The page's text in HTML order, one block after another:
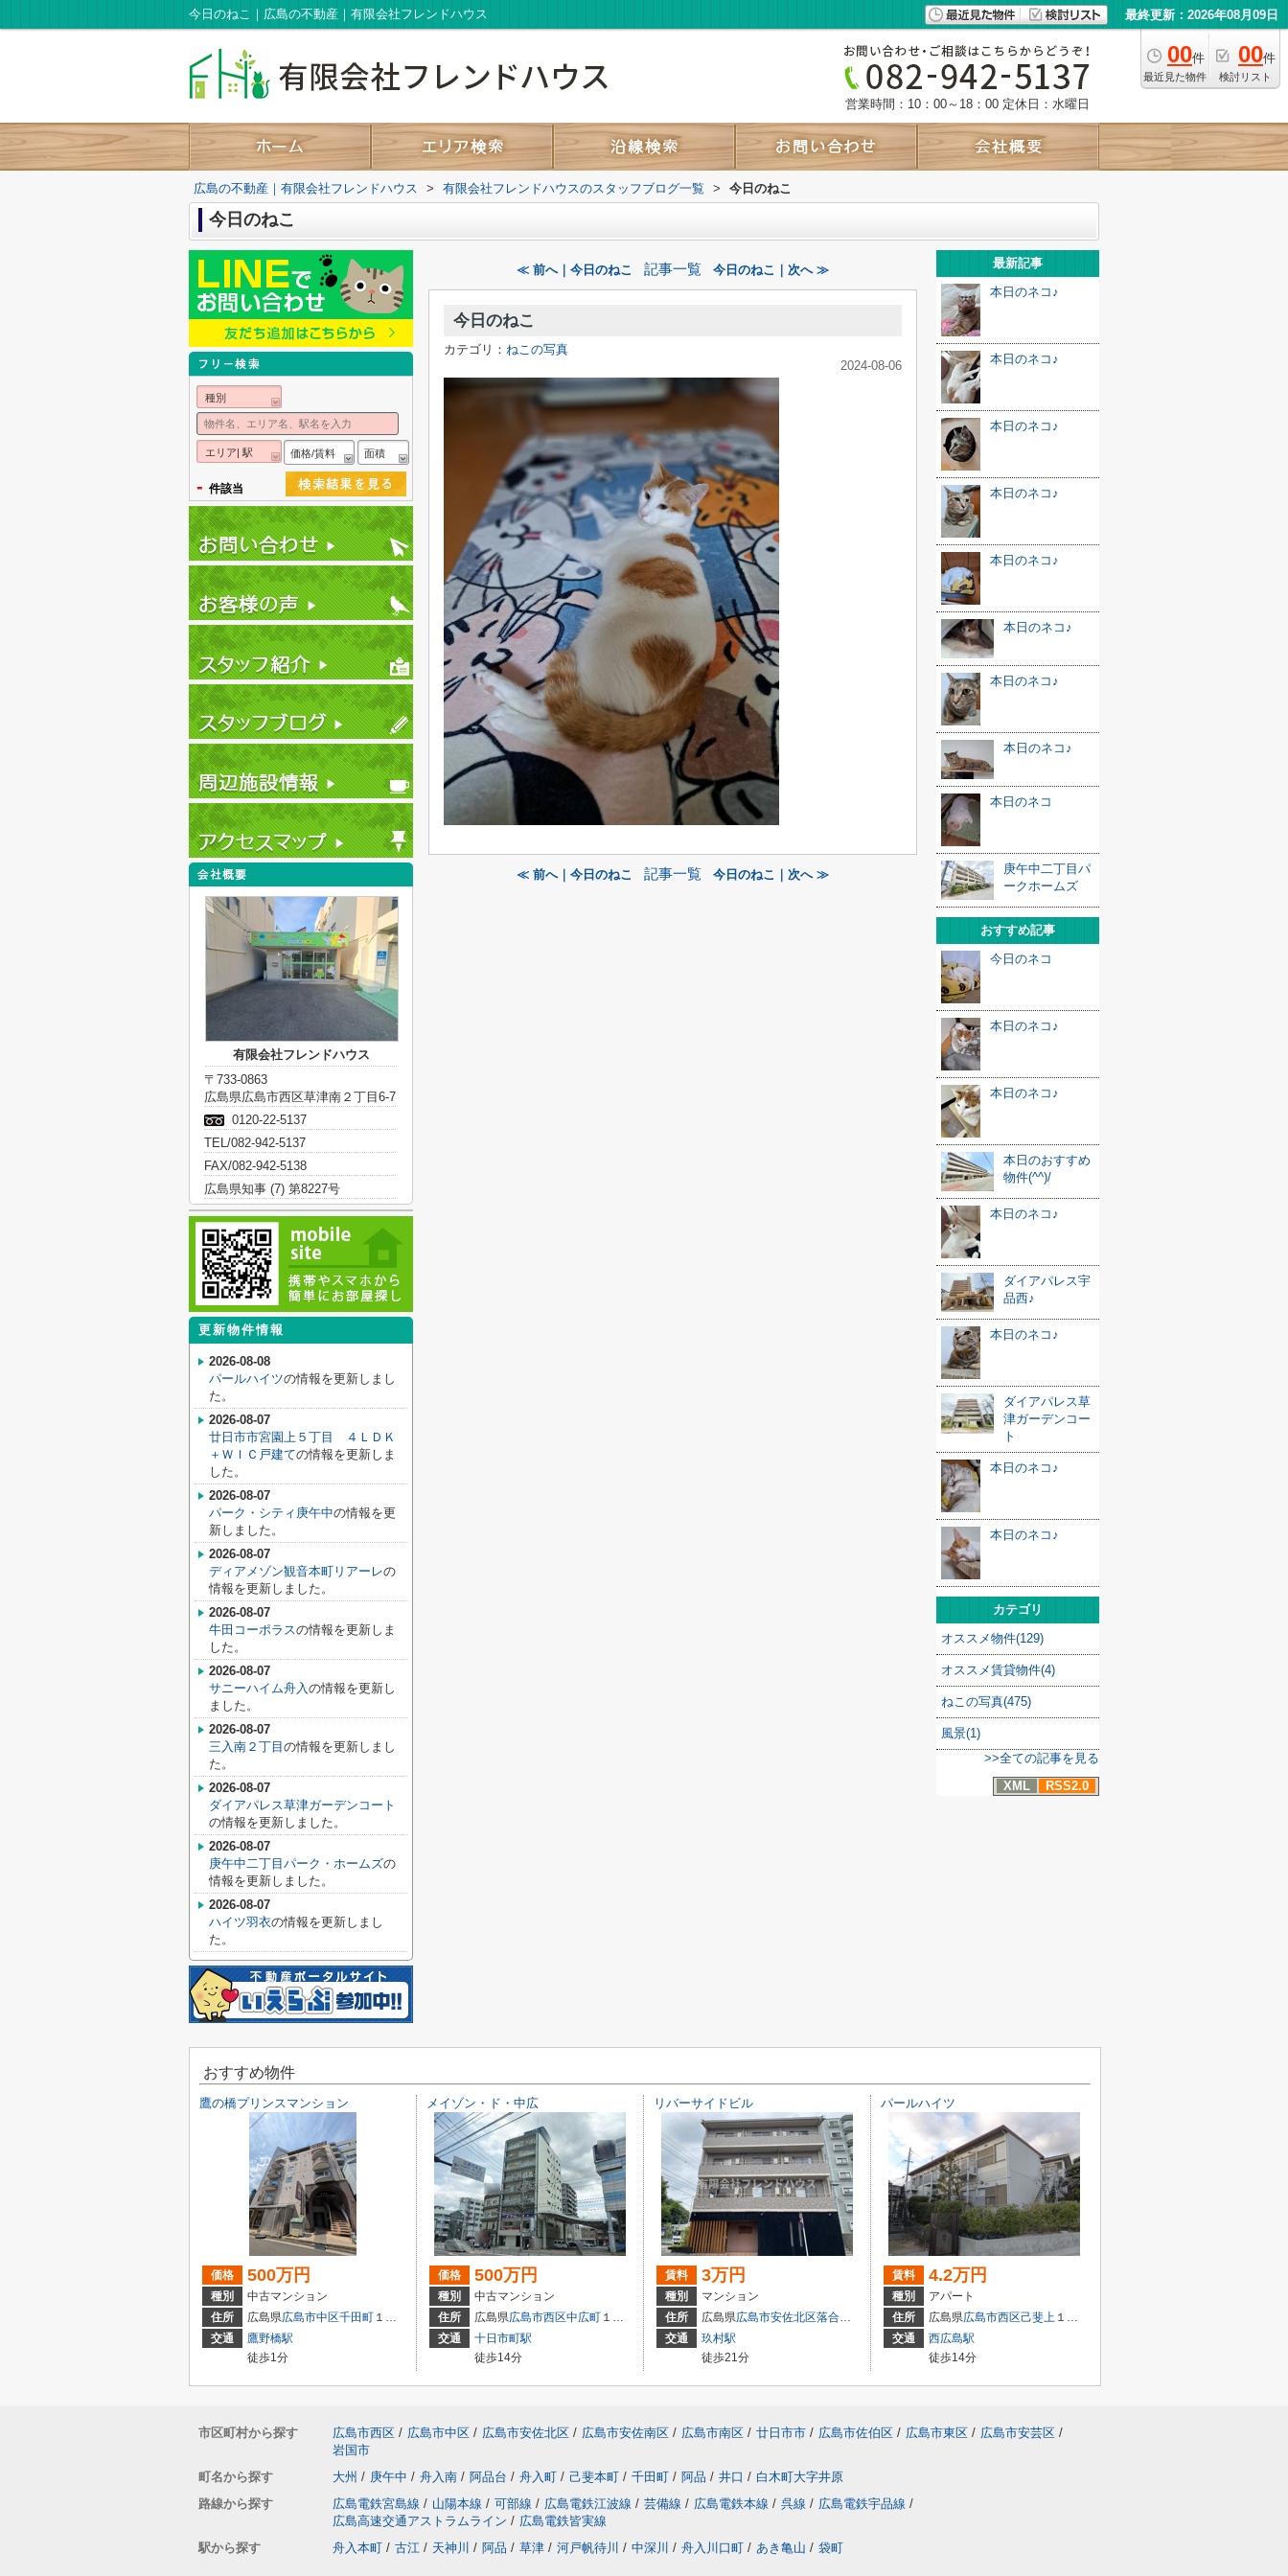
今日のねこ｜広島の不動産｜有限会社フレンドハウス 最終更新：2026年08月09日
00件
最近見た物件
00件
検討リスト
営業時間：10：00～18：00 定休日：水曜日
広島の不動産｜有限会社フレンドハウス > 有限会社フレンドハウスのスタッフブログ一覧 > 今日のねこ
今日のねこ
≪ 前へ｜今日のねこ 記事一覧 今日のねこ｜次へ ≫
今日のねこ
カテゴリ： ねこの写真
2024-08-06
≪ 前へ｜今日のねこ 記事一覧 今日のねこ｜次へ ≫
最新記事
本日のネコ♪
本日のネコ♪
本日のネコ♪
本日のネコ♪
本日のネコ♪
本日のネコ♪
本日のネコ♪
本日のネコ♪
本日のネコ
庚午中二丁目パ
ークホームズ
おすすめ記事
今日のネコ
本日のネコ♪
本日のネコ♪
本日のおすすめ
物件(^^)/
本日のネコ♪
ダイアパレス宇
品西♪
本日のネコ♪
ダイアパレス草
津ガーデンコー
ト
本日のネコ♪
本日のネコ♪
カテゴリ
オススメ物件(129)
オススメ賃貸物件(4)
ねこの写真(475)
風景(1)
>>全ての記事を見る
XML
RSS2.0
種別
エリア| 駅 価格/賃料 面積
- 件該当
有限会社フレンドハウス
〒733-0863
広島県広島市西区草津南２丁目6-7
0120-22-5137
TEL/082-942-5137
FAX/082-942-5138
広島県知事 (7) 第8227号
更新物件情報
2026-08-08
パールハイツの情報を更新しまし
た。
2026-08-07
廿日市市宮園上５丁目 ４ＬＤＫ
＋ＷＩＣ戸建ての情報を更新しま
した。
2026-08-07
パーク・シティ庚午中の情報を更
新しました。
2026-08-07
ディアメゾン観音本町リアーレの
情報を更新しました。
2026-08-07
牛田コーポラスの情報を更新しま
した。
2026-08-07
サニーハイム舟入の情報を更新し
ました。
2026-08-07
三入南２丁目 の情報を更新しまし
た。
2026-08-07
ダイアパレス草津ガーデンコート
の情報を更新しました。
2026-08-07
庚午中二丁目パーク・ホームズの
情報を更新しました。
2026-08-07
ハイツ羽衣の情報を更新しまし
た。
おすすめ物件
鷹の橋プリンスマンション
価格 500万円
種別
中古マンション
住所
広島県広島市中区千田町 １丁目3-9
交通
鷹野橋駅
徒歩1分
メイゾン・ド・中広
価格 500万円
種別
中古マンション
住所
広島県広島市西区中広町 １丁目3-18
交通
十日市町駅
徒歩14分
リバーサイドビル
賃料 3万円
種別
マンション
住所
広島県広島市安佐北区落合南
２丁目1-18
交通
玖村駅
徒歩21分
パールハイツ
賃料 4.2万円
種別
アパート
住所
広島県広島市西区己斐上 １丁目４－１１
交通
西広島駅
徒歩14分
市区町村から探す 広島市西区 / 広島市中区 / 広島市安佐北区 / 広島市安佐南区 / 広島市南区 / 廿日市市 / 広島市佐伯区 / 広島市東区 / 広島市安芸区 /
岩国市
町名から探す
大州 / 庚午中 / 舟入南 / 阿品台 / 舟入町 / 己斐本町 / 千田町 / 阿品 / 井口 / 白木町大字井原
路線から探す
広島電鉄宮島線 / 山陽本線 / 可部線 / 広島電鉄江波線 / 芸備線 / 広島電鉄本線 / 呉線 / 広島電鉄宇品線 /
広島高速交通アストラムライン / 広島電鉄皆実線
駅から探す
舟入本町 / 古江 / 天神川 / 阿品 / 草津 / 河戸帆待川 / 中深川 / 舟入川口町 / あき亀山 / 袋町